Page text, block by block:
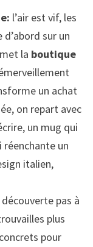
l’air est vif, les
sur un
la boutique
un achat
on repart avec
un mug qui
réenchante un
italien,
pas à
plus
pour